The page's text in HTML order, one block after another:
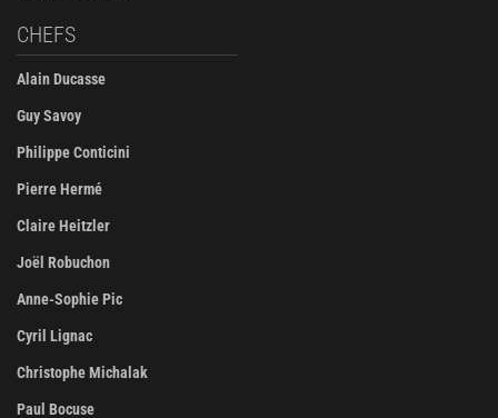
CHEFS
Alain Ducasse
Guy Savoy
Philippe Conticini
Pierre Hermé
Claire Heitzler
Joël Robuchon
Anne-Sophie Pic
Cyril Lignac
Christophe Michalak
Paul Bocuse